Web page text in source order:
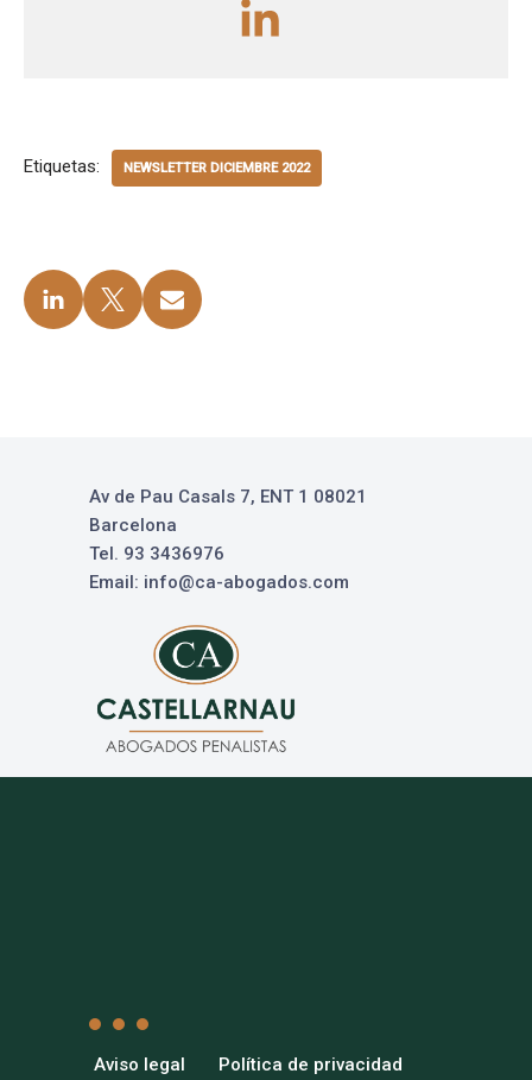
Etiquetas: NEWSLETTER DICIEMBRE 2022
Av de Pau Casals 7, ENT 1 08021
Barcelona
Tel. 93 3436976
Email: info@ca-abogados.com
Aviso legal Política de privacidad